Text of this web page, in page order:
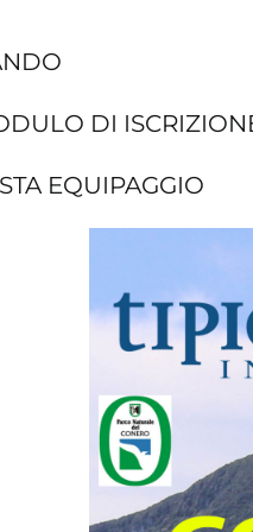
DI
EQUIPAGGIO